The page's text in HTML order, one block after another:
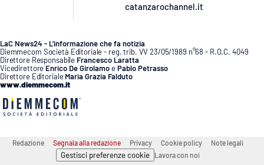
catanzarochannel.it
LaC News24 - L’informazione che fa notizia
Diemmecom Società Editoriale - reg. trib. VV 23/05/1989 n°68 - R.O.C. 4049
Direttore Responsabile Francesco Laratta
Vicedirettore Enrico De GirolamoePablo Petrasso
Direttore Editoriale Maria Grazia Falduto
www.diemmecom.it
Redazione Segnala alla redazione Privacy Cookie policy Note legali
Gestisci preferenze cookie Lavora con noi